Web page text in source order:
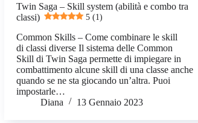
Twin Saga – Skill system (abilità e combo tra
classi)
5 (1)
Common Skills – Come combinare le skill
di classi diverse Il sistema delle Common
Skill di Twin Saga permette di impiegare in
combattimento alcune skill di una classe anche
quando se ne sta giocando un’altra. Puoi
impostarle…
Diana
13 Gennaio 2023